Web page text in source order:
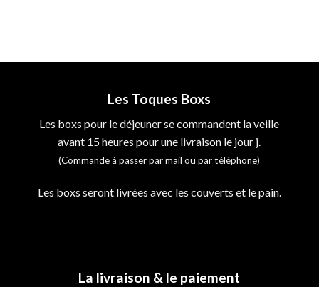
Les Toques Boxs
Les boxs pour le déjeuner se commandent la veille
avant 15 heures pour une livraison le jour j.
(Commande à passer par mail ou par téléphone)
Les boxs seront livrées avec les couverts et le pain.
La livraison & le paiement